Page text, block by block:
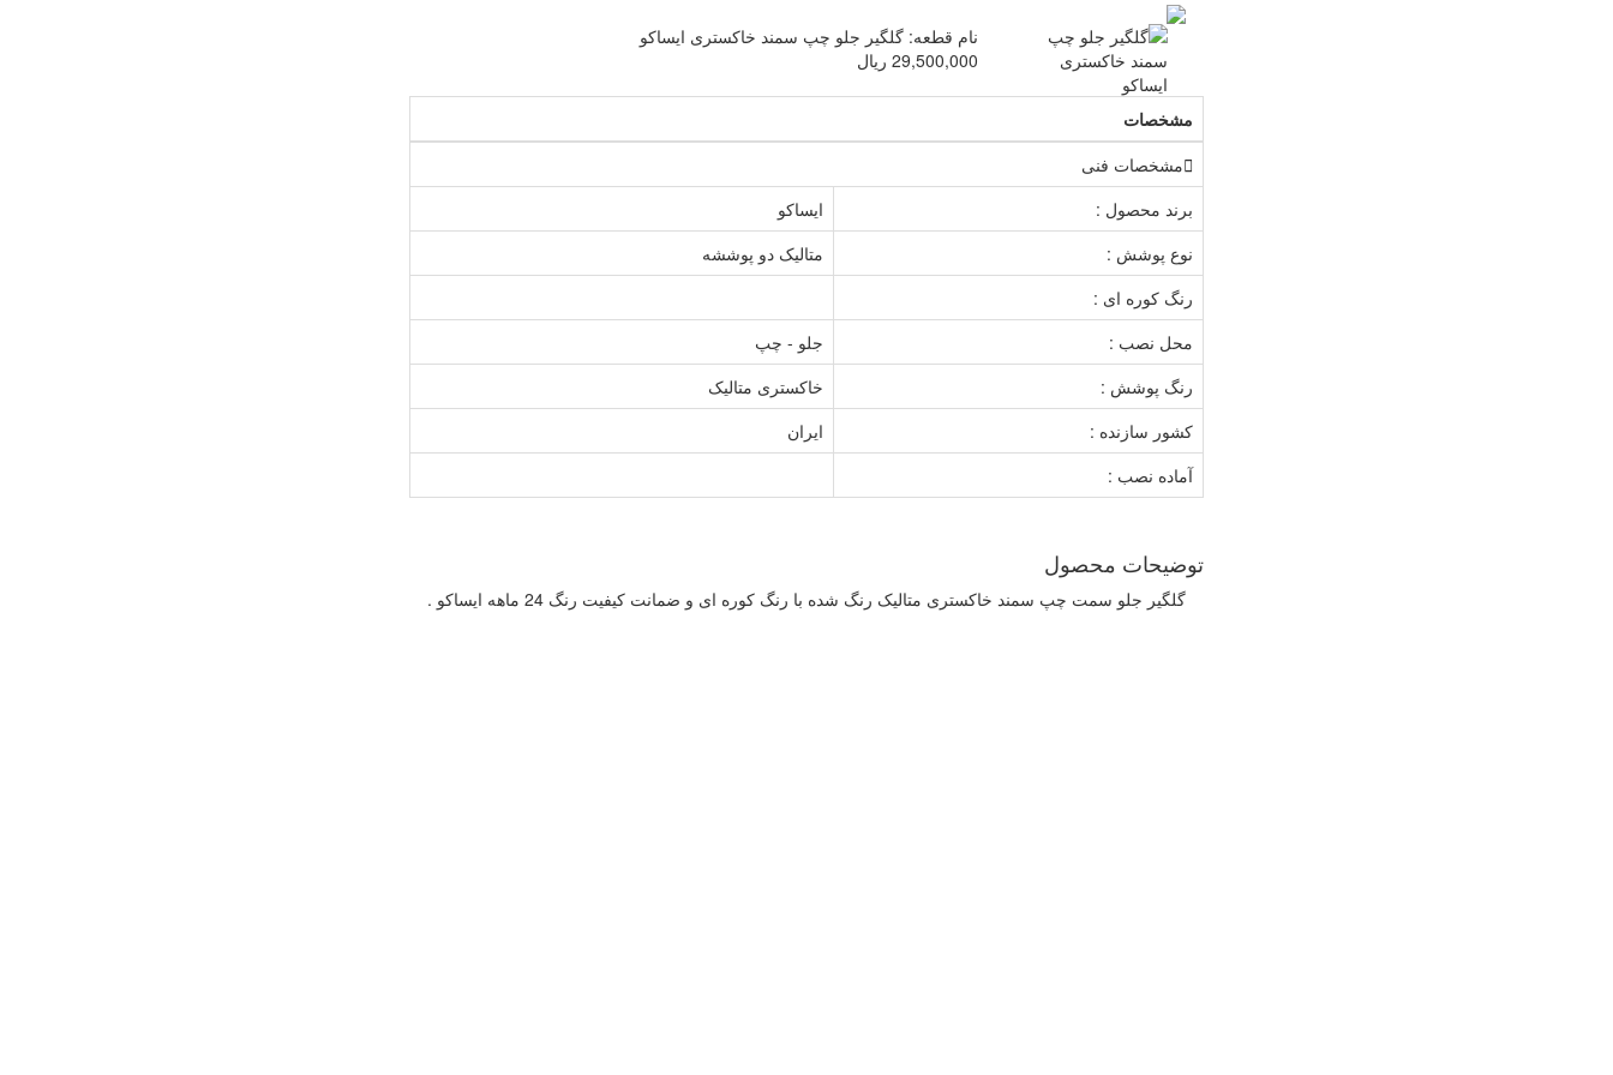
نام قطعه: گلگیر جلو چپ سمند خاکستری ایساکو
29,500,000 ریال
مشخصات
مشخصات فنی
برند محصول :
ایساکو
نوع پوشش :
متالیک دو پوششه
رنگ کوره ای :
محل نصب :
جلو - چپ
رنگ پوشش :
خاکستری متالیک
کشور سازنده :
ایران
آماده نصب :
توضیحات محصول
گلگیر جلو سمت چپ سمند خاکستری متالیک رنگ شده با رنگ کوره ای و ضمانت کیفیت رنگ 24 ماهه ایساکو .